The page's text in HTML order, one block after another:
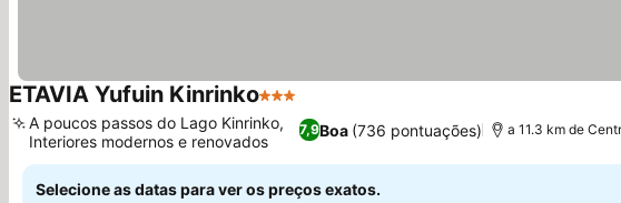
ETAVIA Yufuin Kinrinko3 Estrelas
7,9Boa (736 pontuações)
A poucos passos do Lago Kinrinko,
Interiores modernos e renovados
a 11.3 km de
Selecione as datas para ver os preços exatos.